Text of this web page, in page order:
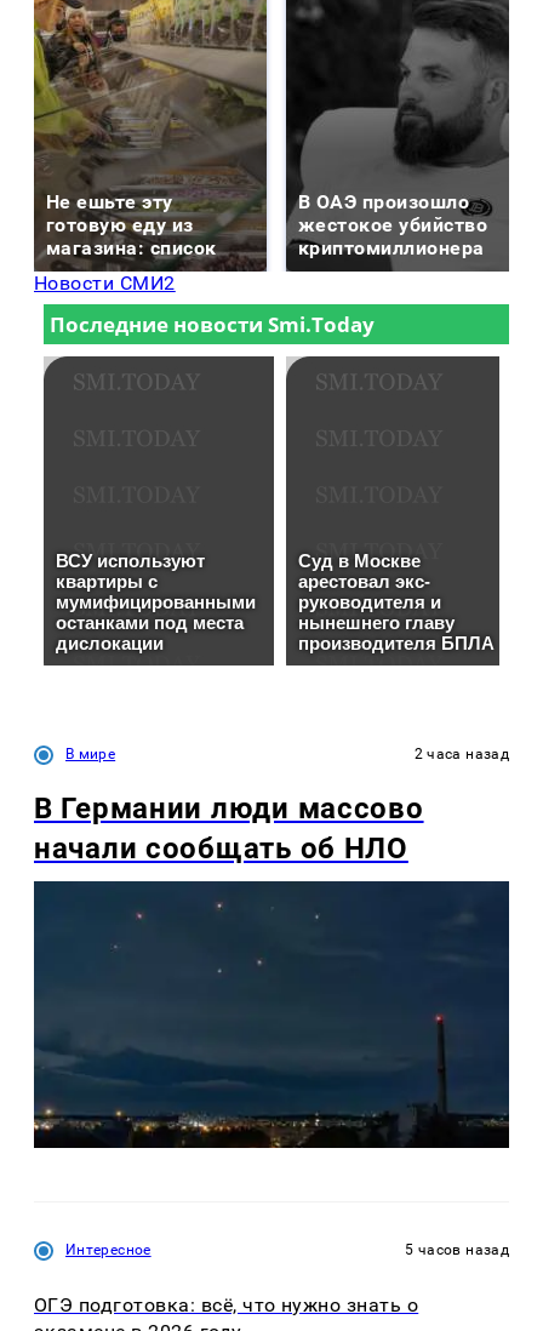
Не ешьте эту
готовую еду из
магазина: список
В ОАЭ произошло
жестокое убийство
криптомиллионера
Новости СМИ2
В мире 2 часа назад
В Германии люди массово
начали сообщать об НЛО
Интересное 5 часов назад
ОГЭ подготовка: всё, что нужно знать о